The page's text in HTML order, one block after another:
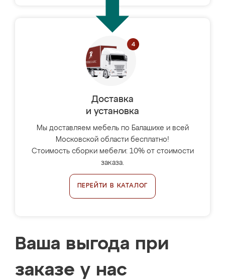
Доставка
и установка
Мы доставляем мебель по Балашихе и всей
Московской области бесплатно!
Стоимость сборки мебели: 10% от стоимости
заказа.
ПЕРЕЙТИ В КАТАЛОГ
Ваша выгода при
заказе у нас